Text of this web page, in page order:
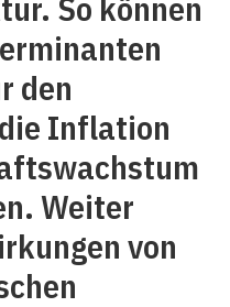
den
Inflation
Weiter
von